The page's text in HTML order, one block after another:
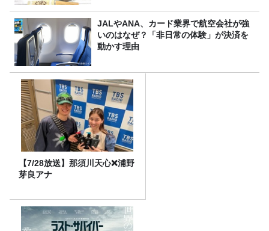
JALやANA、カード業界で航空会社が強
いのはなぜ？「非日常の体験」が決済を
動かす理由
【7/28放送】那須川天心❌浦野
芽良アナ